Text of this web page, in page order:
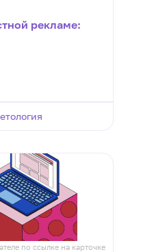
рекламе:
по ссылке на карточке